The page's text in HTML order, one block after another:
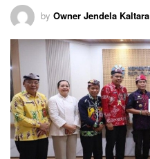
by Owner Jendela Kaltara